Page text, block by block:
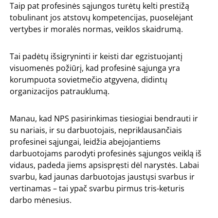
Taip pat profesinės sąjungos turėtų kelti prestižą
tobulinant jos atstovų kompetencijas, puoselėjant
vertybes ir moralės normas, veiklos skaidrumą.
Tai padėtų išsigryninti ir keisti dar egzistuojantį
visuomenės požiūrį, kad profesinė sąjunga yra
korumpuota sovietmečio atgyvena, didintų
organizacijos patrauklumą.
Manau, kad NPS pasirinkimas tiesiogiai bendrauti ir
su nariais, ir su darbuotojais, nepriklausančiais
profesinei sąjungai, leidžia abejojantiems
darbuotojams parodyti profesinės sąjungos veiklą iš
vidaus, padeda jiems apsispręsti dėl narystės. Labai
svarbu, kad jaunas darbuotojas jaustųsi svarbus ir
vertinamas – tai ypač svarbu pirmus tris-keturis
darbo mėnesius.